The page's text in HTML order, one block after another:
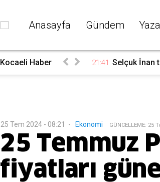
Anasayfa Gündem
Kocaeli Haber 21:41 Selçuk İnan
25 Tem 2024 - 08:21 - Ekonomi GÜNCELLEME: 25
25 Temmuz
fiyatları güne